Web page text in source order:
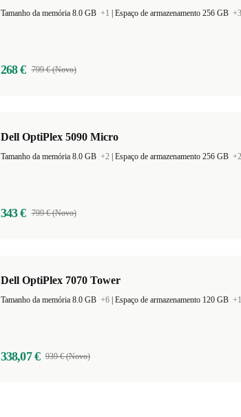
Tamanho da memória 8.0 GB +1 Espaço de armazenamento 256 GB +3
268 € 799 € (Novo)
Dell OptiPlex 5090 Micro
Tamanho da memória 8.0 GB +2 Espaço de armazenamento 256 GB +2
343 € 799 € (Novo)
Dell OptiPlex 7070 Tower
Tamanho da memória 8.0 GB +6 Espaço de armazenamento 120 GB
338,07 € 939 € (Novo)